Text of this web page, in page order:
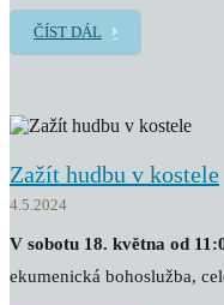
ČÍST DÁL
Zažít hudbu v kostele
4.5.2024
V sobotu 18. května od
ekumenická bohoslužba,